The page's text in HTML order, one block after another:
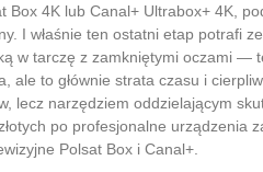
Box 4K lub Canal+ Ultrabox+ 4K,
I właśnie ten ostatni etap potrafi
w tarczę z zamkniętymi oczami —
ale to głównie strata czasu i
lecz narzędziem oddzielającym
po profesjonalne urządzenia
Polsat Box i Canal+.